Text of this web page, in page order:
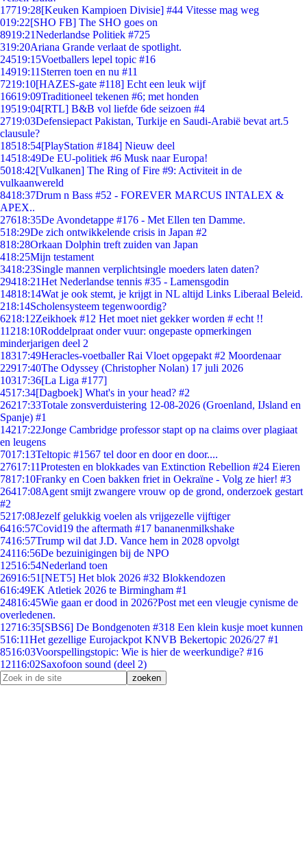
17719:28[Keuken Kampioen Divisie] #44 Vitesse mag weg
019:22[SHO FB] The SHO goes on
8919:21Nederlandse Politiek #725
319:20Ariana Grande verlaat de spotlight.
24519:15Voetballers lepel topic #16
14919:11 Sterren toen en nu #11
7219:10[HAZES-gate #118] Echt een leuk wijf
16619:09Traditioneel tekenen #6; met honden
19519:04[RTL] B&B vol liefde 6de seizoen #4
2719:03Defensiepact Pakistan, Turkije en Saudi-Arabië bevat art.5
clausule?
18518:54[PlayStation #184] Nieuw deel
14518:49De EU-politiek #6 Musk naar Europa!
5018:42[Vulkanen] The Ring of Fire #9: Activiteit in de
vulkaanwereld
8418:37Drum n Bass #52 - FOREVER MARCUS INTALEX &
APEX..
27618:35De Avondetappe #176 - Met Ellen ten Damme.
518:29De zich ontwikkelende crisis in Japan #2
818:28Orkaan Dolphin treft zuiden van Japan
418:25Mijn testament
3418:23Single mannen verplichtsingle moeders laten daten?
29418:21Het Nederlandse tennis #35 - Lamensgodin
14818:14Wat je ook stemt, je krijgt in NL altijd Links Liberaal Beleid.
218:14Scholensysteem tegenwoordig?
6218:12Zeikhoek #12 Het moet niet gekker worden # echt !!
11218:10Roddelpraat onder vuur: ongepaste opmerkingen
minderjarigen deel 2
18317:49Heracles-voetballer Rai Vloet opgepakt #2 Moordenaar
22917:40The Odyssey (Christopher Nolan) 17 juli 2026
10317:36[La Liga #177]
4517:34[Dagboek] What's in your head? #2
26217:33Totale zonsverduistering 12-08-2026 (Groenland, IJsland en
Spanje) #1
14217:22Jonge Cambridge professor stapt op na claims over plagiaat
en leugens
7017:13Teltopic #1567 tel door en door en door....
27617:11Protesten en blokkades van Extinction Rebellion #24 Eieren
7817:10Franky en Coen bakken friet in Oekraïne - Volg ze hier! #3
26417:08Agent smijt zwangere vrouw op de grond, onderzoek gestart
#2
5217:08Jezelf gelukkig voelen als vrijgezelle vijftiger
6416:57Covid19 the aftermath #17 bananenmilkshake
7416:57Trump wil dat J.D. Vance hem in 2028 opvolgt
24116:56De bezuinigingen bij de NPO
12516:54Nederland toen
26916:51 [NET5] Het blok 2026 #32 Blokkendozen
616:49EK Atletiek 2026 te Birmingham #1
24816:45Wie gaan er dood in 2026?Post met een vleugje cynisme de
overledenen.
12716:35[SBS6] De Bondgenoten #318 Een klein kusje moet kunnen
516:11Het gezellige Eurojackpot KNVB Bekertopic 2026/27 #1
8516:03Voorspellingstopic: Wie is hier de weerkundige? #16
12116:02Saxofoon sound (deel 2)